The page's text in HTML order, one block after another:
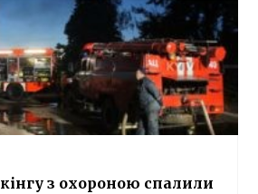
з охороною спалили